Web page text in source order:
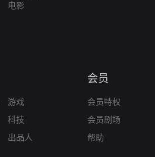
电影
游戏
科技
出品人
会员
会员特权
会员剧场
帮助